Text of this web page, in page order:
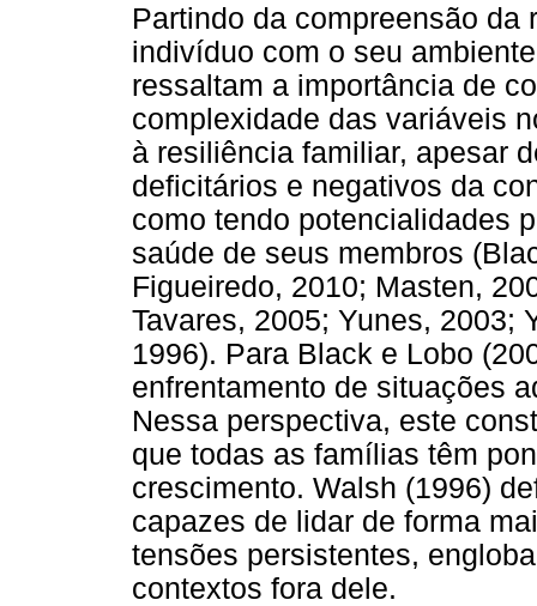
Partindo da compreensão
indivíduo com o seu
ressaltam a importância de
complexidade das variáveis
à resiliência familiar, apesar
deficitários e negativos da
como tendo potencialidades
saúde de seus membros
Figueiredo, 2010; Masten,
Tavares, 2005; Yunes, 2003;
1996). Para Black e Lobo
enfrentamento de situações
Nessa perspectiva, este
que todas as famílias têm
crescimento. Walsh (1996)
capazes de lidar de forma
tensões persistentes,
contextos fora dele.